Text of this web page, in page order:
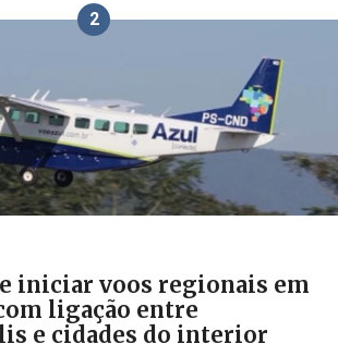
2
iniciar voos regionais em
ligação entre
e cidades do interior